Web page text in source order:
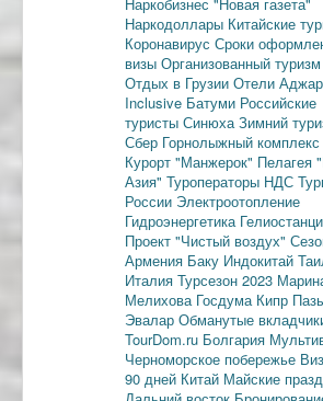
Наркодоллары Китайские
Коронавирус Сроки
визы Организованный туризм
Отдых в Грузии Отели
Inclusive Батуми Российские
туристы Синюха Зимний
Сбер Горнолыжный комплекс
Курорт "Манжерок" Пелагея
Азия" Туроператоры НДС
России Электроотопление
Гидроэнергетика
Проект "Чистый воздух"
Армения Баку Индокитай
Италия Турсезон 2023
Мелихова Госдума Кипр
Эвалар Обманутые
TourDom.ru Болгария
Черноморское побережье
90 дней Китай Майские